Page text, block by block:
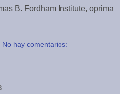
B. Fordham Institute, oprima
No hay comentarios: